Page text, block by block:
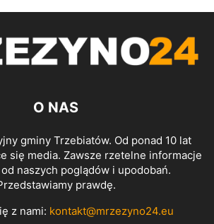
O NAS
gminy Trzebiatów. Od ponad 10 lat
się media. Zawsze rzetelne informacje
naszych poglądów i upodobań.
prawdę.
z nami: kontakt@mrzezyno24.eu